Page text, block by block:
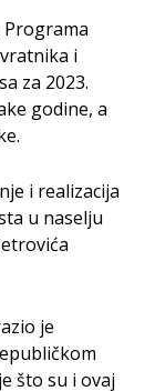
i
za 2023.
godine, a
i realizacija
u naselju
je
što su i ovaj